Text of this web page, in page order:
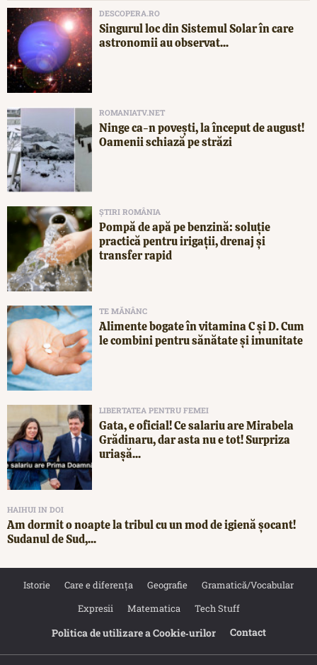
DESCOPERA.RO
Singurul loc din Sistemul Solar în care
astronomii au observat...
ROMANIATV.NET
Ninge ca-n povești, la început de august!
Oamenii schiază pe străzi
ȘTIRI ROMÂNIA
Pompă de apă pe benzină: soluție
practică pentru irigații, drenaj și
transfer rapid
TE MĂNÂNC
Alimente bogate în vitamina C și D. Cum
le combini pentru sănătate și imunitate
LIBERTATEA PENTRU FEMEI
Gata, e oficial! Ce salariu are Mirabela
Grădinaru, dar asta nu e tot! Surpriza
uriașă...
HAIHUI IN DOI
Am dormit o noapte la tribul cu un mod de igienă șocant!
Sudanul de Sud,...
Istorie Care e diferența Geografie
Gramatică/Vocabular
Expresii
Matematica Tech Stuff
Politica de utilizare a Cookie‐urilor Contact